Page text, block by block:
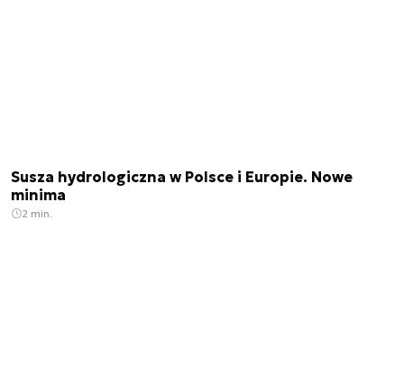
Susza hydrologiczna w Polsce i Europie. Nowe
minima
2 min.